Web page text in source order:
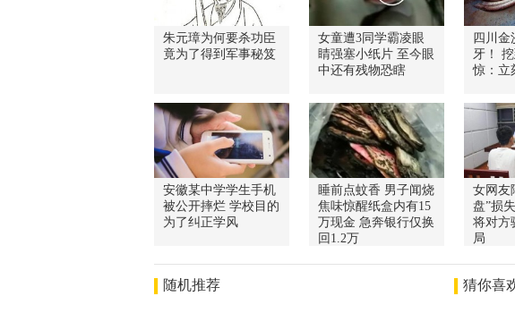
朱元璋为何要杀功臣
竟为了得到军事秘笈
女童遭3同学霸凌眼
睛强塞小纸片 至今眼
中还有残物恐瞎
四川金
牙！
惊：立
安徽某中学学生手机
被公开摔烂 学校目的
为了纠正学风
睡前点蚊香 男子闻烧
焦味惊醒纸盒内有15
万现金 急奔银行仅换
回1.2万
女网友
盘”损
将对方
局
随机推荐 猜你喜